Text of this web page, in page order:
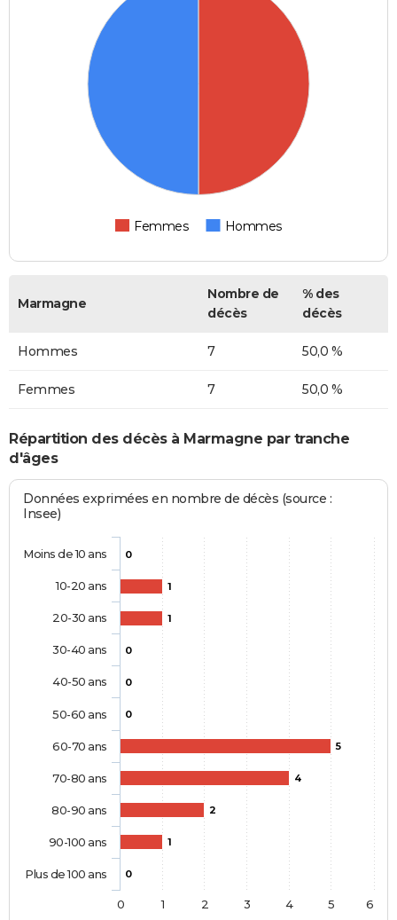
Femmes Hommes
Marmagne
Nombre de
décès
% des
décès
Hommes 7 50,0 %
Femmes 7 50,0 %
Répartition des décès à Marmagne par tranche
d'âges
Données exprimées en nombre de décès (source :
Insee)
0
1
1
0
0
0
5
4
2
1
0
Moins de 10 ans
10-20 ans
20-30 ans
30-40 ans
40-50 ans
50-60 ans
60-70 ans
70-80 ans
80-90 ans
90-100 ans
Plus de 100 ans
0 1 2 3 4 5 6